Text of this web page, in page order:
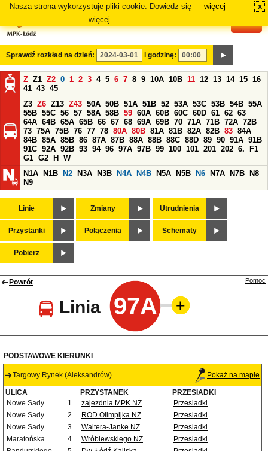
Nasza strona wykorzystuje pliki cookie. Dowiedz się
więcej.
więcej x
Sprawdź rozkład na dzień: i godzinę:
Z Z1 Z2 0 1 2 3 4 5 6 7 8 9 10A 10B 11 12 13 14 15 16
41 43 45
Z3 Z6 Z13 Z43 50A 50B 51A 51B 52 53A 53C 53B 54B 55A
55B 55C 56 57 58A 58B 59 60A 60B 60C 60D 61 62 63
64A 64B 65A 65B 66 67 68 69A 69B 70 71A 71B 72A 72B
73 75A 75B 76 77 78 80A 80B 81A 81B 82A 82B 83 84A
84B 85A 85B 86 87A 87B 88A 88B 88C 88D 89 90 91A 91B
91C 92A 92B 93 94 96 97A 97B 99 100 101 201 202 6.
F1
G1 G2 H
W
N1A
N1B N2 N3A N3B N4A N4B N5A N5B N6 N7A N7B
N8
N9
Linie Zmiany Utrudnienia
Przystanki Połączenia Schematy
Pobierz
Powrót
Linia 97A
Pomoc
PODSTAWOWE KIERUNKI
Targowy Rynek (Aleksandrów) Pokaż na mapie
ULICA PRZYSTANEK
PRZESIADKI
Nowe Sady
1. zajezdnia MPK NŻ
Przesiadki
Nowe Sady
2. ROD Olimpijka NŻ
Przesiadki
Nowe Sady
3. Waltera-Janke NŻ
Przesiadki
Maratońska
4. Wróblewskiego NŻ
Przesiadki